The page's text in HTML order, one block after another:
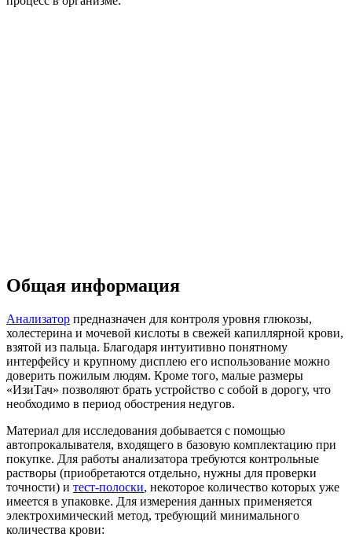
Общая информация
Анализатор предназначен для контроля уровня глюкозы,
холестерина и мочевой кислоты в свежей капиллярной крови,
взятой из пальца. Благодаря интуитивно понятному
интерфейсу и крупному дисплею его использование можно
доверить пожилым людям. Кроме того, малые размеры
«ИзиТач» позволяют брать устройство с собой в дорогу, что
необходимо в период обострения недугов.
Материал для исследования добывается с помощью
автопрокалывателя, входящего в базовую комплектацию при
покупке. Для работы анализатора требуются контрольные
растворы (приобретаются отдельно, нужны для проверки
точности) и тест-полоски, некоторое количество которых уже
имеется в упаковке. Для измерения данных применяется
электрохимический метод, требующий минимального
количества крови: